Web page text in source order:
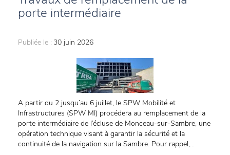
porte intermédiaire
Publiée le : 30 juin 2026
A partir du 2 jusqu’au 6 juillet, le SPW Mobilité et
Infrastructures (SPW MI) procédera au remplacement de la
porte intermédiaire de l’écluse de Monceau-sur-Sambre, une
opération technique visant à garantir la sécurité et la
continuité de la navigation sur la Sambre. Pour rappel,...